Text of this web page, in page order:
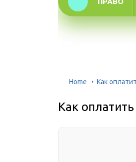
Home Как
Как